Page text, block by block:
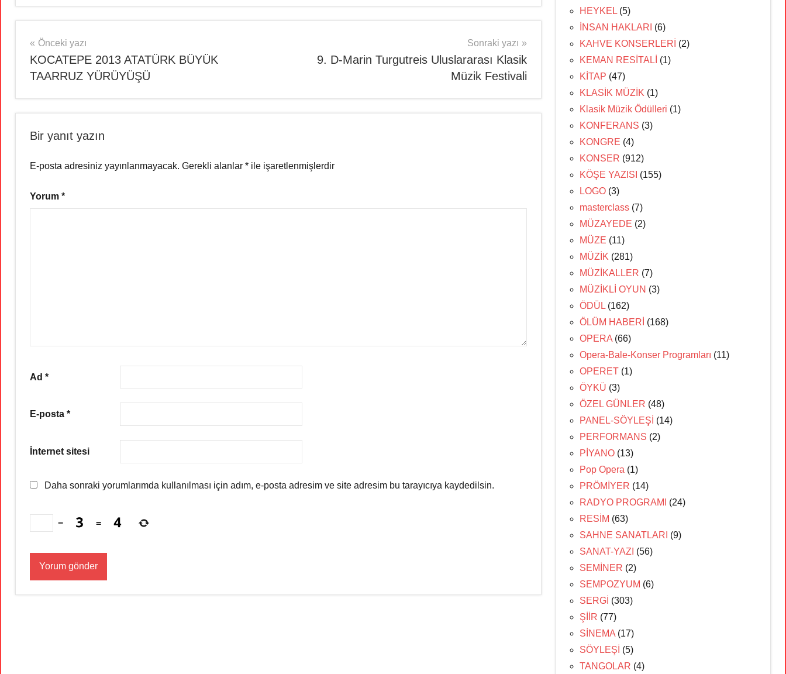
Yazı
gezinmesi
Önceki yazı
KOCATEPE 2013 ATATÜRK BÜYÜK
TAARRUZ YÜRÜYÜŞÜ
Sonraki yazı
9. D-Marin Turgutreis Uluslararası Klasik
Müzik Festivali
Bir yanıt yazın
E-posta adresiniz yayınlanmayacak. Gerekli alanlar * ile işaretlenmişlerdir
Yorum *
Ad *
E-posta *
İnternet sitesi
Daha sonraki yorumlarımda kullanılması için adım, e-posta adresim ve site adresim bu tarayıcıya kaydedilsin.
− =
HEYKEL (5)
İNSAN HAKLARI (6)
KAHVE KONSERLERİ (2)
KEMAN RESİTALİ (1)
KİTAP (47)
KLASİK MÜZİK (1)
Klasik Müzik Ödülleri (1)
KONFERANS (3)
KONGRE (4)
KONSER (912)
KÖŞE YAZISI (155)
LOGO (3)
masterclass (7)
MÜZAYEDE (2)
MÜZE (11)
MÜZİK (281)
MÜZİKALLER (7)
MÜZİKLİ OYUN (3)
ÖDÜL (162)
ÖLÜM HABERİ (168)
OPERA (66)
Opera-Bale-Konser Programları (11)
OPERET (1)
ÖYKÜ (3)
ÖZEL GÜNLER (48)
PANEL-SÖYLEŞİ (14)
PERFORMANS (2)
PİYANO (13)
Pop Opera (1)
PRÖMİYER (14)
RADYO PROGRAMI
(24)
RESİM (63)
SAHNE SANATLARI (9)
SANAT-YAZI (56)
SEMİNER (2)
SEMPOZYUM (6)
SERGİ (303)
ŞİİR (77)
SİNEMA (17)
SÖYLEŞİ (5)
TANGOLAR (4)